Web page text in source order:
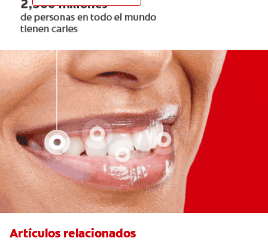
Artículos relacionados